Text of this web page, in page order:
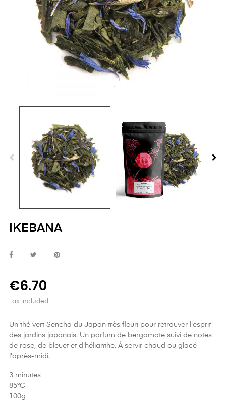
IKEBANA
€6.70
Tax included
Un thé vert Sencha du Japon très fleuri pour retrouver l'esprit
des jardins japonais. Un parfum de bergamote suivi de notes
de rose, de bleuet et d'hélianthe. À servir chaud ou glacé
l'après-midi.
3 minutes
85°C
100g